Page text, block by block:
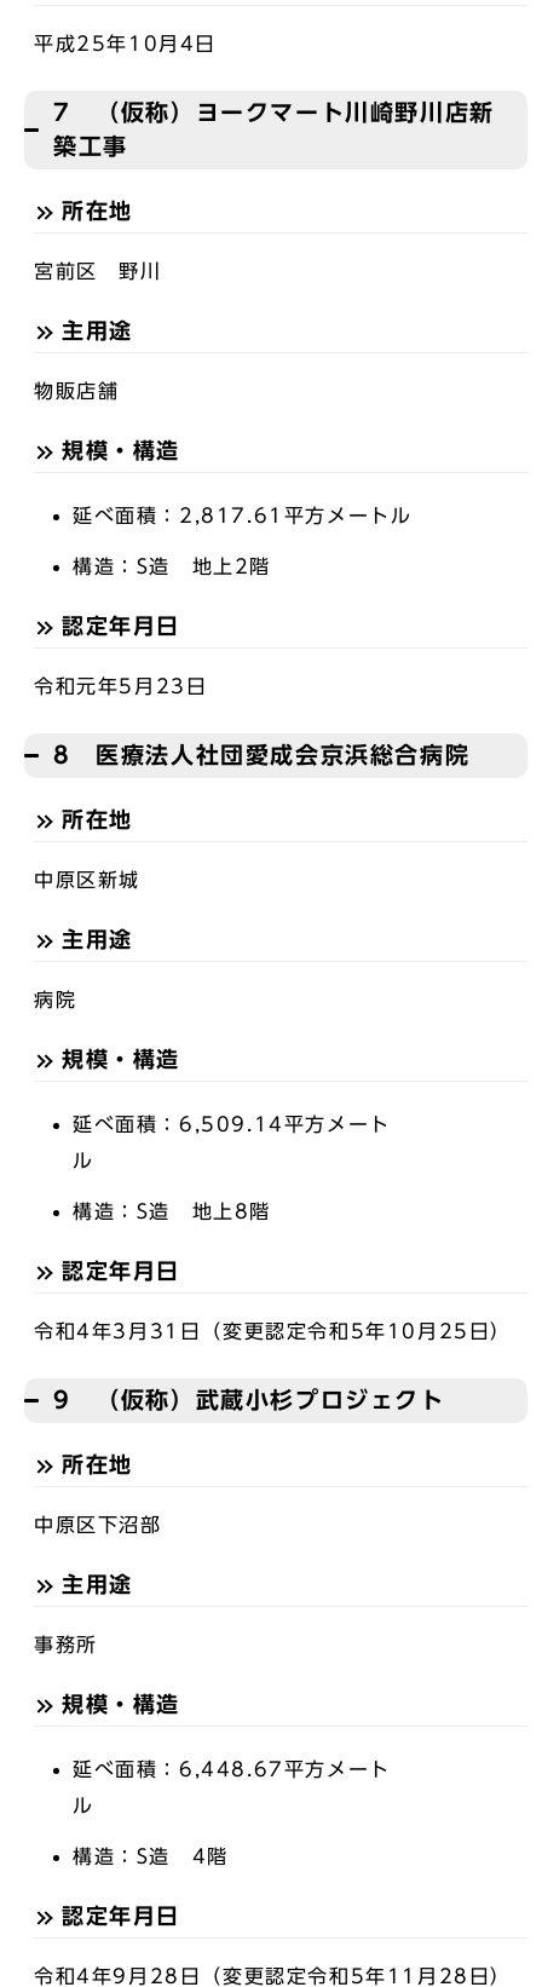
平成25年10月4日
7 （仮称）ヨークマート川崎野川店新
築工事
所在地
宮前区 野川
主用途
物販店舗
規模・構造
延べ面積：2,817.61平方メートル
構造：S造 地上2階
認定年月日
令和元年5月23日
8 医療法人社団愛成会京浜総合病院
所在地
中原区新城
主用途
病院
規模・構造
延べ面積：6,509.14平方メート
構造：S造 地上8階
認定年月日
令和4年3月31日（変更認定令和5年10月25日）
9 （仮称）武蔵小杉プロジェクト
所在地
中原区下沼部
主用途
事務所
規模・構造
延べ面積：6,448.67平方メート
ル
構造：S造 4階
認定年月日
令和4年9月28日（変更認定令和5年11月28日）